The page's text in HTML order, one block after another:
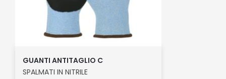
GUANTI ANTITAGLIO C
SPALMATI IN NITRILE